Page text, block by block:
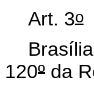
Art. 3o
120º da